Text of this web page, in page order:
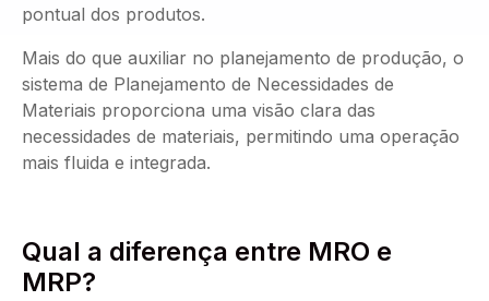
pontual dos produtos.
Mais do que auxiliar no planejamento de produção, o
sistema de Planejamento de Necessidades de
Materiais proporciona uma visão clara das
necessidades de materiais, permitindo uma operação
mais fluida e integrada.
Qual a diferença entre MRO e
MRP?